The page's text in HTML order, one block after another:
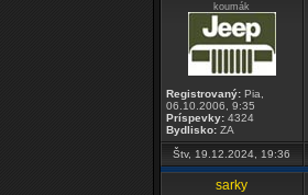
koumák
Registrovaný:Pia,
06.10.2006, 9:35
Príspevky:4324
Bydlisko:ZA
Štv, 19.12.2024, 19:36
sarky